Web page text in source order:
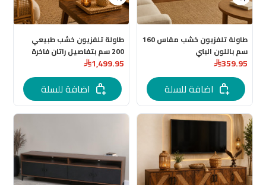
طاولة تلفزيون خشب مقاس 160
سم باللون البني
359.95
اضافة للسلة
طاولة تلفزيون خشب طبيعي
200 سم بتفاصيل راتان فاخرة
لون خشبي
1,499.95
اضافة للسلة